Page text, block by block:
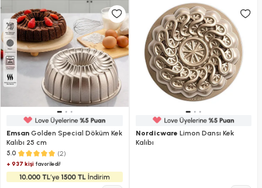
Emsan Golden Special Döküm Kek
Kalıbı 25 cm
5.0 (2)
+ 937 kişi favoriledi!
Nordicware Limon Dansı Kek
Kalıbı